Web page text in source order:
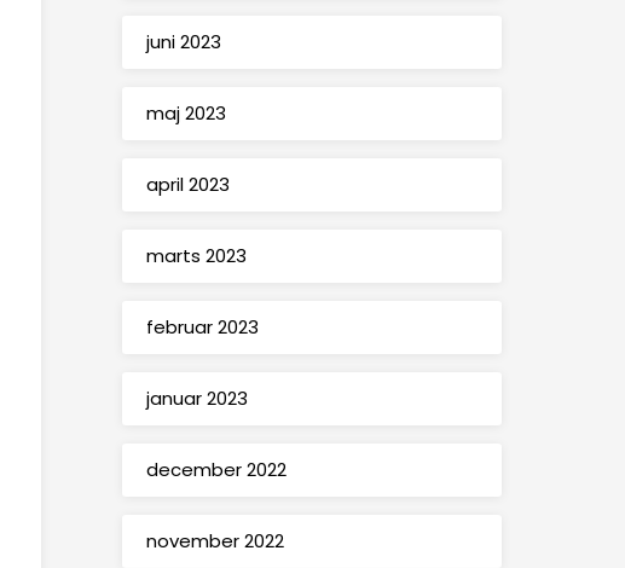
juni 2023
maj 2023
april 2023
marts 2023
februar 2023
januar 2023
december 2022
november 2022